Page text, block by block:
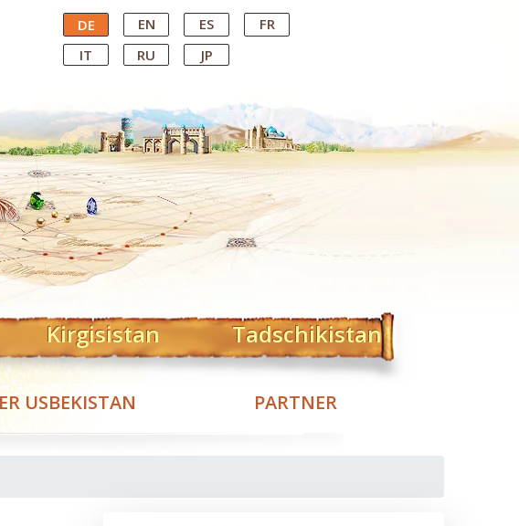
DE EN ES
FR
IT
RU JP
Kirgisistan Tadschikistan
USBEKISTAN PARTNER